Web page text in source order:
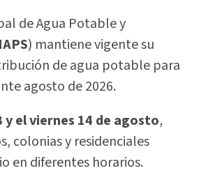
de Agua Potable y
) mantiene vigente su
de agua potable para
agosto de 2026.
y el viernes 14 de agosto,
colonias y residenciales
en diferentes horarios.